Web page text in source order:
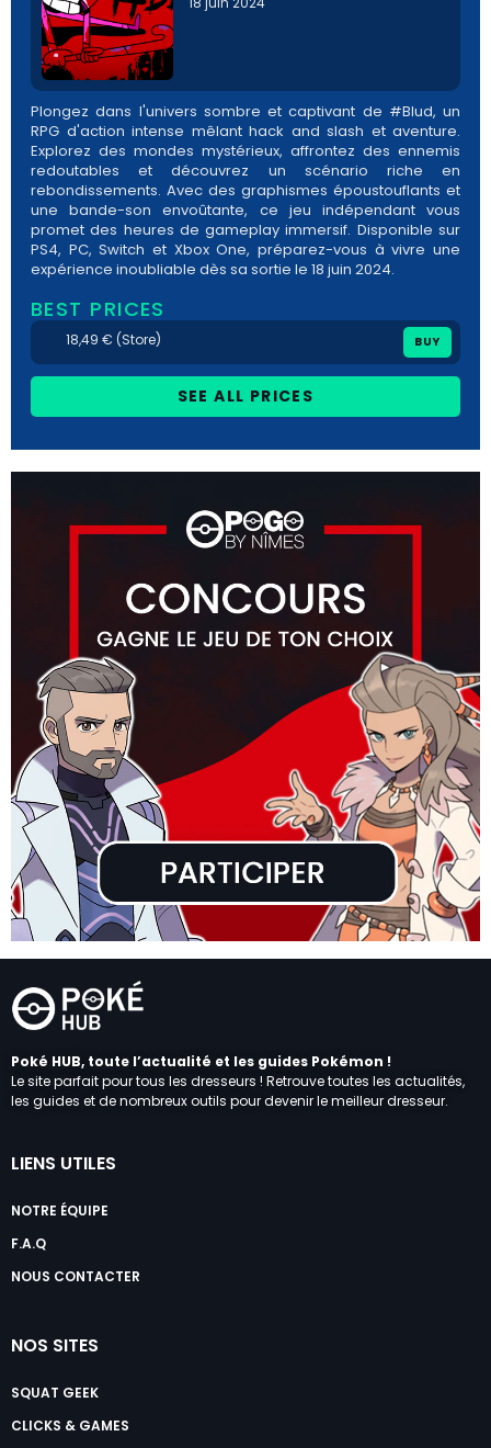
Plongez dans l'univers sombre et captivant de #Blud, un
RPG d'action intense mêlant hack and slash et aventure.
Explorez des mondes mystérieux, affrontez des ennemis
redoutables et découvrez un scénario riche en
rebondissements. Avec des graphismes époustouflants et
une bande-son envoûtante, ce jeu indépendant vous
promet des heures de gameplay immersif. Disponible sur
PS4, PC, Switch et Xbox One, préparez-vous à vivre une
expérience inoubliable dès sa sortie le 18 juin 2024.
BEST PRICES
18,49 € (Store) BUY
SEE ALL PRICES
Poké HUB, toute l’actualité et les guides Pokémon !
Le site parfait pour tous les dresseurs ! Retrouve toutes les actualités,
les guides et de nombreux outils pour devenir le meilleur dresseur.
LIENS UTILES
NOTRE ÉQUIPE
F.A.Q
NOUS CONTACTER
NOS SITES
SQUAT GEEK
CLICKS & GAMES